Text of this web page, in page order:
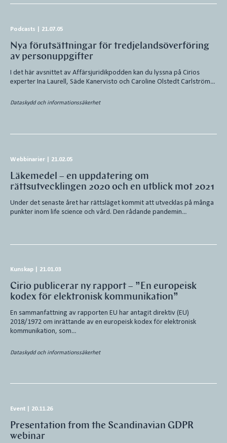
Podcasts 21.07.05
Nya förutsättningar för tredjelandsöverföring
av personuppgifter
I det här avsnittet av Affärsjuridikpodden kan du lyssna på Cirios
experter Ina Laurell, Säde Kanervisto och Caroline Olstedt Carlström…
Dataskydd och informationssäkerhet
Webbinarier 21.02.05
Läkemedel – en uppdatering om
rättsutvecklingen 2020 och en utblick mot 2021
Under det senaste året har rättsläget kommit att utvecklas på många
punkter inom life science och vård. Den rådande pandemin…
Kunskap 21.01.03
Cirio publicerar ny rapport – ”En europeisk
kodex för elektronisk kommunikation”
En sammanfattning av rapporten EU har antagit direktiv (EU)
2018/1972 om inrättande av en europeisk kodex för elektronisk
kommunikation, som…
Dataskydd och informationssäkerhet
Event 20.11.26
Presentation from the Scandinavian GDPR
webinar